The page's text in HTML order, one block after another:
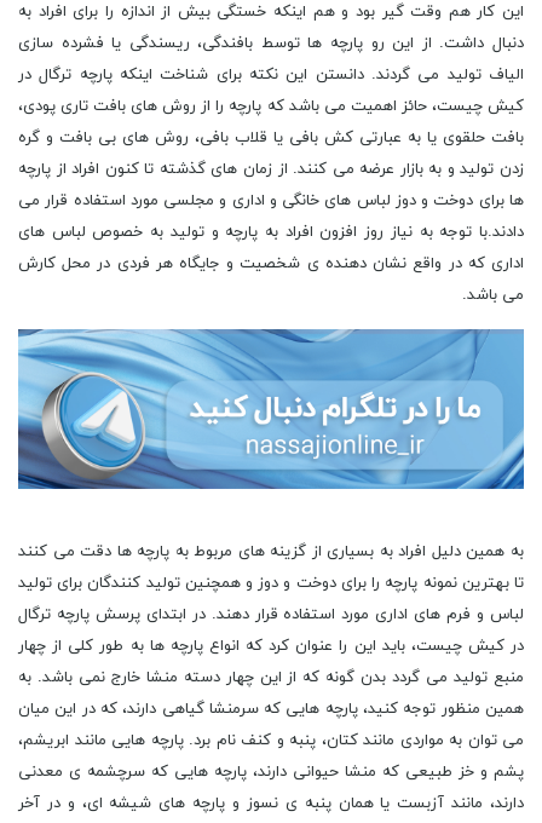
این کار هم وقت گیر بود و هم اینکه خستگی بیش از اندازه را برای افراد به
دنبال داشت. از این رو پارچه ‌ها توسط بافندگی، ریسندگی یا فشرده‌ سازی
الیاف تولید می‌ گردند. دانستن این نکته برای شناخت اینکه پارچه ترگال در
کیش چیست، حائز اهمیت می باشد که پارچه را از روش‌ های بافت تاری پودی،
بافت حلقوی یا به عبارتی کش‌ بافی یا قلاب ‌بافی، روش‌ های بی بافت و گره‌
زدن تولید و به بازار عرضه می‌ کنند. از زمان های گذشته تا کنون افراد از پارچه
ها برای دوخت و دوز لباس های خانگی و اداری و مجلسی مورد استفاده قرار می
دادند.با توجه به نیاز روز افزون افراد به پارچه و تولید به خصوص لباس های
اداری که در واقع نشان دهنده ی شخصیت و جایگاه هر فردی در محل کارش
می باشد.
به همین دلیل افراد به بسیاری از گزینه های مربوط به پارچه ها دقت می کنند
تا بهترین نمونه پارچه را برای دوخت و دوز و همچنین تولید کنندگان برای تولید
لباس و فرم های اداری مورد استفاده قرار دهند. در ابتدای پرسش پارچه ترگال
در کیش چیست، باید این را عنوان کرد که انواع پارچه ها به طور کلی از چهار
منبع تولید می گردد بدن گونه که از این چهار دسته منشا خارج نمی باشد. به
همین منظور توجه کنید، پارچه ‌هایی که سرمنشا گیاهی دارند، که در این میان
می توان به مواردی مانند کتان، پنبه و کنف نام برد. پارچه ‌هایی مانند ابریشم،
پشم و خز طبیعی که منشا حیوانی دارند، پارچه‌ هایی که سرچشمه ‌ی معدنی
دارند، مانند آزبست یا همان پنبه ‌ی نسوز و پارچه‌ های شیشه ‌ای، و در آخر